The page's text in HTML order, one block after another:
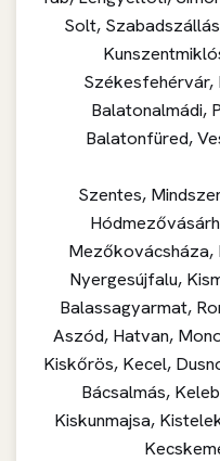
Solt,
Balatonalmádi,
Balatonfüred,
Szentes,
Mezőkovácsháza,
Nyergesújfalu,
Balassagyarmat,
Aszód, Hatvan,
Kiskőrös, Kecel,
Bácsalmás,
Kiskunmajsa,